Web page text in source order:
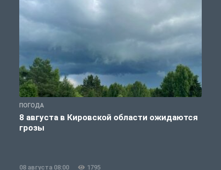
ПОГОДА
8 августа в Кировской области ожидаются
грозы
08 августа 08:00 1795